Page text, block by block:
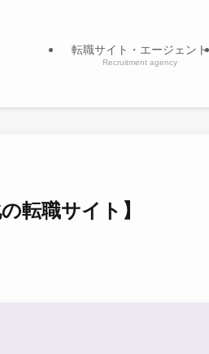
転職サイト・エージェント
Recruitment agency
転職サイト】